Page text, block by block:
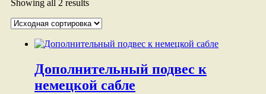
Showing all 2 results
Дополнительный подвес к
немецкой сабле